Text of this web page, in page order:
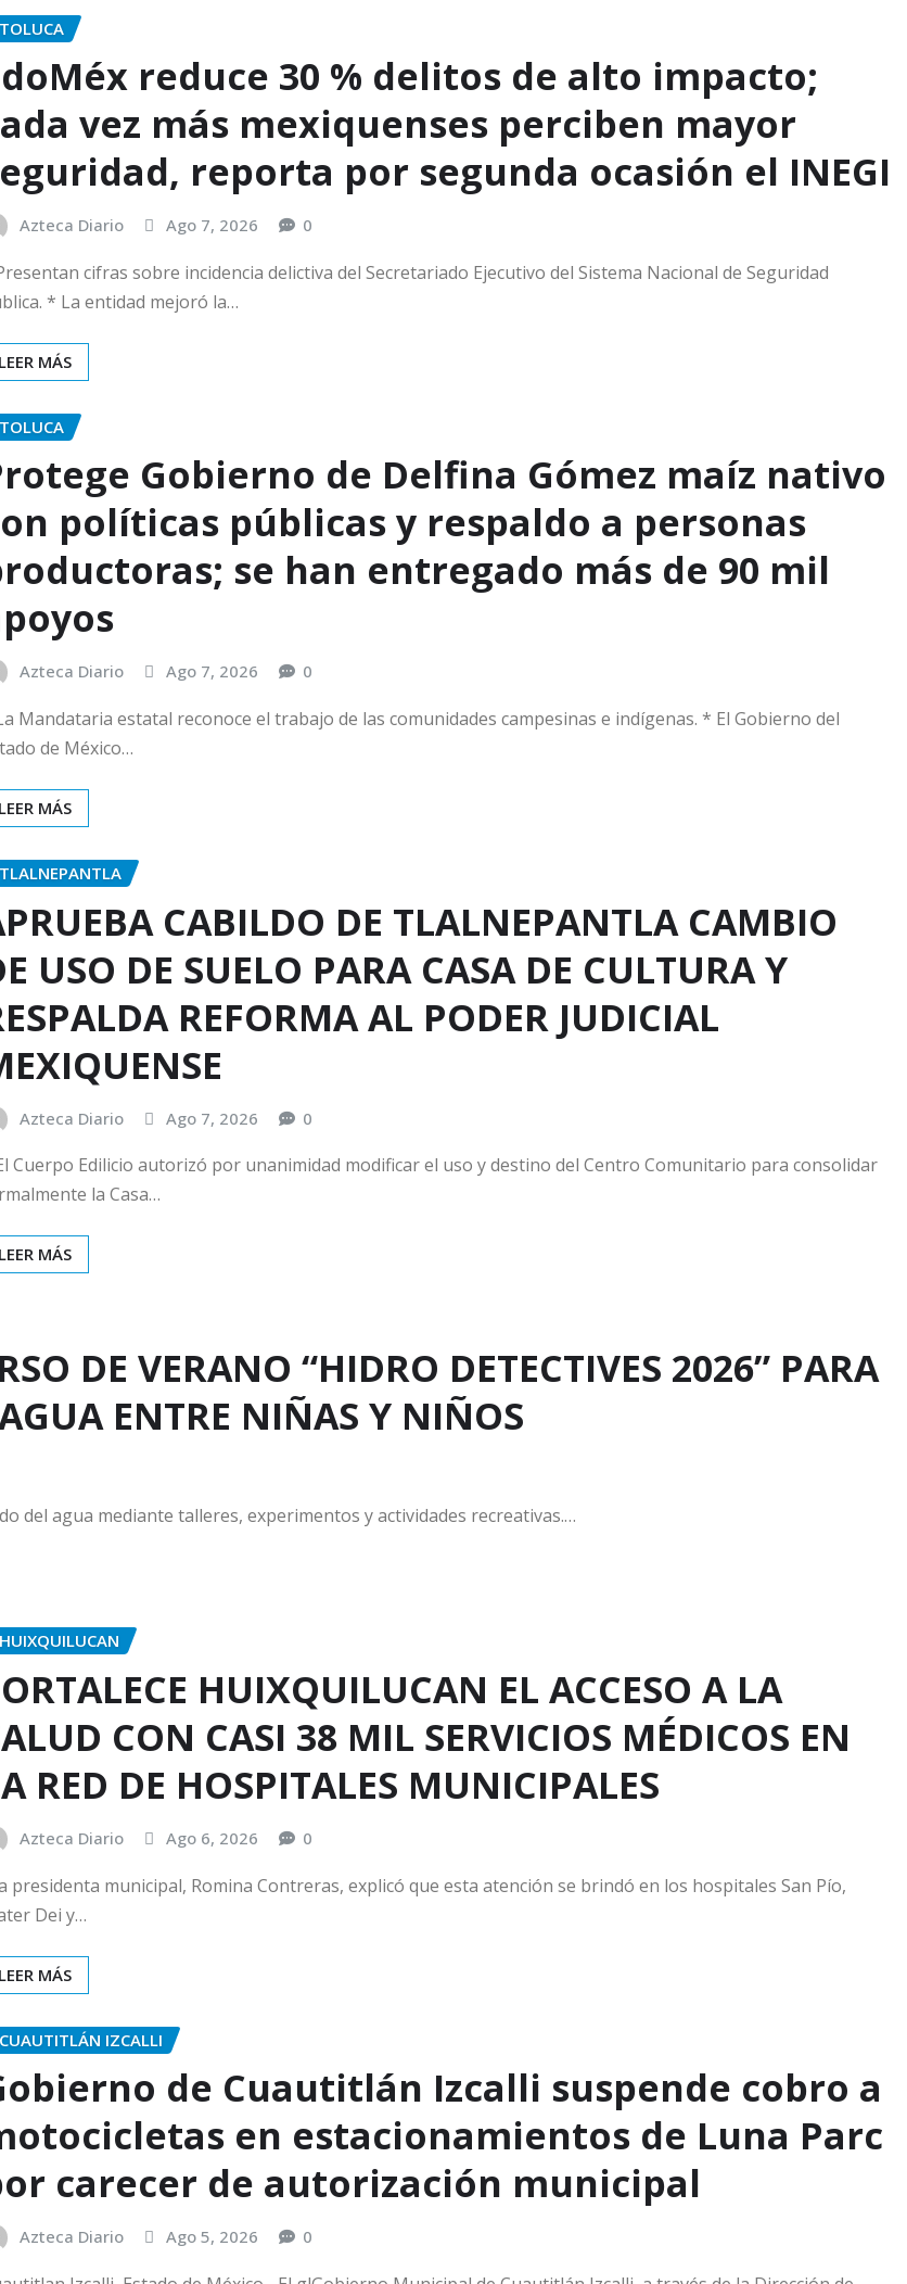
TOLUCA
reduce 30 % delitos de alto impacto;
vez más mexiquenses perciben mayor
reporta por segunda ocasión el INEGI
Azteca Diario Ago 7, 2026 0
cifras sobre incidencia delictiva del Secretariado Ejecutivo del Sistema Nacional de Seguridad
* La entidad mejoró la…
LEER MÁS
TOLUCA
Gobierno de Delfina Gómez maíz nativo
políticas públicas y respaldo a personas
se han entregado más de 90 mil
Azteca Diario Ago 7, 2026 0
Mandataria estatal reconoce el trabajo de las comunidades campesinas e indígenas. * El Gobierno del
de México…
LEER MÁS
TLALNEPANTLA
CABILDO DE TLALNEPANTLA CAMBIO
USO DE SUELO PARA CASA DE CULTURA Y
REFORMA AL PODER JUDICIAL
Azteca Diario Ago 7, 2026 0
Cuerpo Edilicio autorizó por unanimidad modificar el uso y destino del Centro Comunitario para consolidar
la Casa…
LEER MÁS
DE VERANO “HIDRO DETECTIVES 2026” PARA
ENTRE NIÑAS Y NIÑOS
del agua mediante talleres, experimentos y actividades recreativas.…
HUIXQUILUCAN
HUIXQUILUCAN EL ACCESO A LA
CON CASI 38 MIL SERVICIOS MÉDICOS EN
RED DE HOSPITALES MUNICIPALES
Azteca Diario Ago 6, 2026 0
presidenta municipal, Romina Contreras, explicó que esta atención se brindó en los hospitales San Pío,
Dei y…
LEER MÁS
CUAUTITLÁN IZCALLI
de Cuautitlán Izcalli suspende cobro a
en estacionamientos de Luna Parc
carecer de autorización municipal
Azteca Diario Ago 5, 2026 0